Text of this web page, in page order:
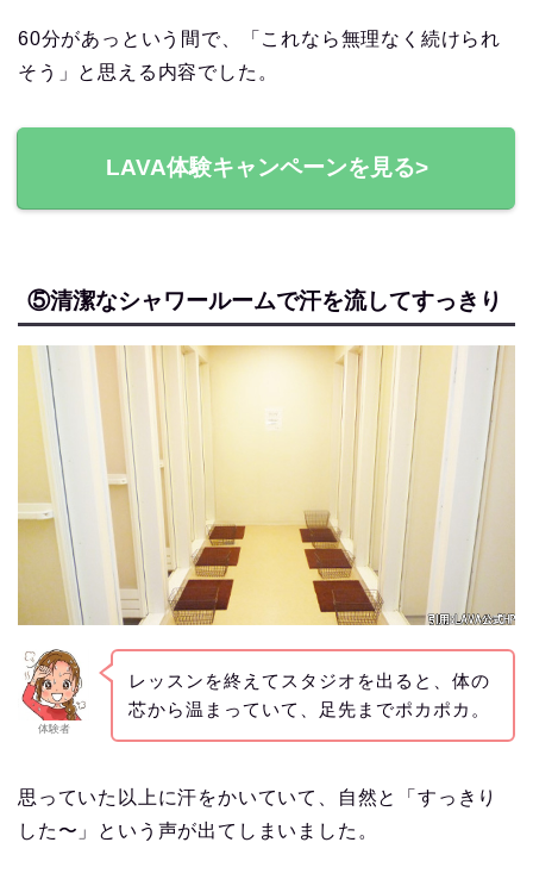
60分があっという間で、「これなら無理なく続けられ
そう」と思える内容でした。
LAVA体験キャンペーンを見る>
⑤清潔なシャワールームで汗を流してすっきり
体験者
レッスンを終えてスタジオを出ると、体の
芯から温まっていて、足先までポカポカ。
思っていた以上に汗をかいていて、自然と「すっきり
した〜」という声が出てしまいました。